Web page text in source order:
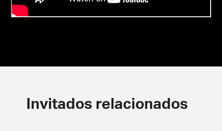
Invitados relacionados